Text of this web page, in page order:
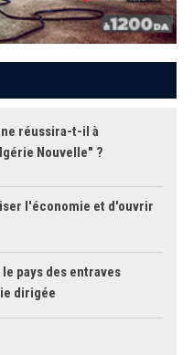
réussira-t-il à
Nouvelle" ?
l'économie et d'ouvrir
pays des entraves
dirigée